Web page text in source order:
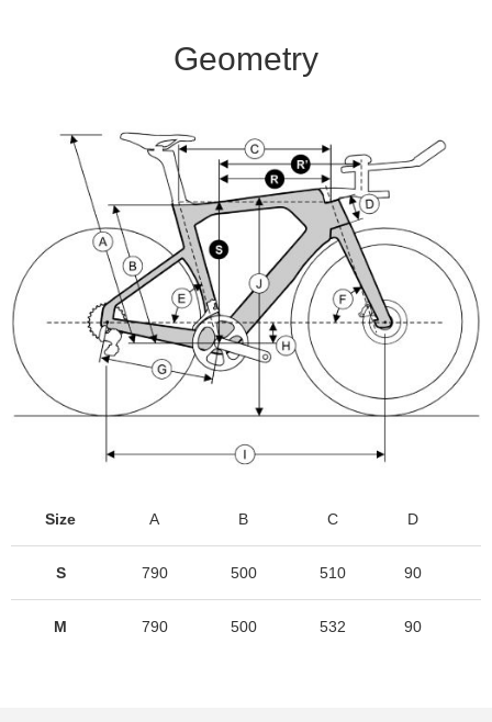
Geometry
Size A B C D
S 790 500 510 90
M 790 500 532 90